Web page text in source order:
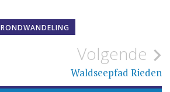
RONDWANDELING
Volgende
Waldseepfad Rieden